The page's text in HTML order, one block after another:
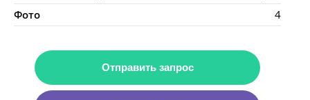
Фото
4
Отправить запрос